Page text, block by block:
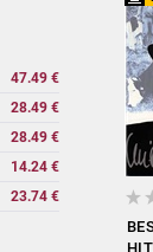
47.49 €
28.49 €
28.49 €
14.24 €
23.74 €